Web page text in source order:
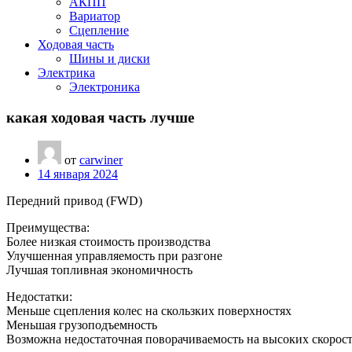
Вариатор
Сцепление
Ходовая часть
Шины и диски
Электрика
Электроника
какая ходовая часть лучше
от carwiner
14 января 2024
Передний привод (FWD)
Преимущества:
Более низкая стоимость производства
Улучшенная управляемость при разгоне
Лучшая топливная экономичность
Недостатки:
Меньше сцепления колес на скользких поверхностях
Меньшая грузоподъемность
Возможна недостаточная поворачиваемость на высоких